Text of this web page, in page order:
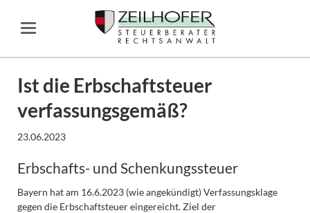
Ist die Erbschaftsteuer
verfassungsgemäß?
23.06.2023
Erbschafts- und Schenkungssteuer
Bayern hat am 16.6.2023 (wie angekündigt) Verfassungsklage
gegen die Erbschaftsteuer eingereicht. Ziel der